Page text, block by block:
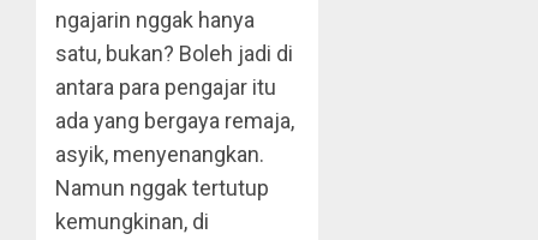
ngajarin nggak hanya
satu, bukan? Boleh jadi di
antara para pengajar itu
ada yang bergaya remaja,
asyik, menyenangkan.
Namun nggak tertutup
kemungkinan, di